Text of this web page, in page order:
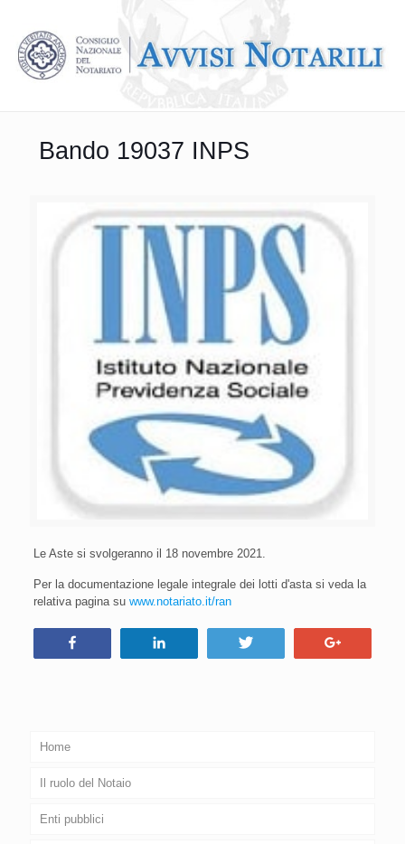
Bando 19037 INPS
Le Aste si svolgeranno il 18 novembre 2021.
Per la documentazione legale integrale dei lotti d'asta si veda la
relativa pagina su www.notariato.it/ran
Home
Il ruolo del Notaio
Enti pubblici